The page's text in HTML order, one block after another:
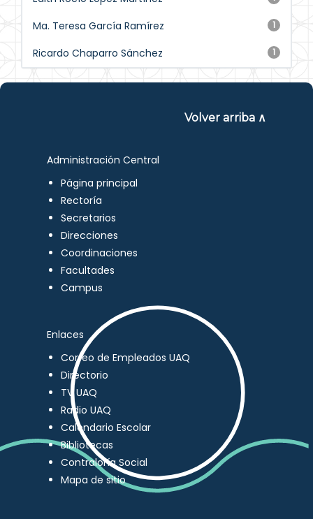
1
Ma. Teresa García Ramírez
1
Ricardo Chaparro Sánchez
Volver arriba ∧
Administración Central
Página principal
Rectoría
Secretarios
Direcciones
Coordinaciones
Facultades
Campus
Enlaces
Correo de Empleados UAQ
Directorio
TV UAQ
Radio UAQ
Calendario Escolar
Bibliotecas
Contraloría Social
Mapa de sitio